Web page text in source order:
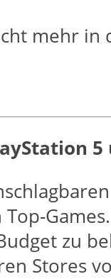
mehr
5
zu
Stores